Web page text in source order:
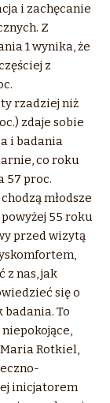
i zachęcanie
Z
1 wynika, że
z
rzadziej niż
zdaje sobie
i badania
co roku
57 proc.
młodsze
55 roku
przed wizytą
z nas, jak
się o
To
Rotkiel,
inicjatorem